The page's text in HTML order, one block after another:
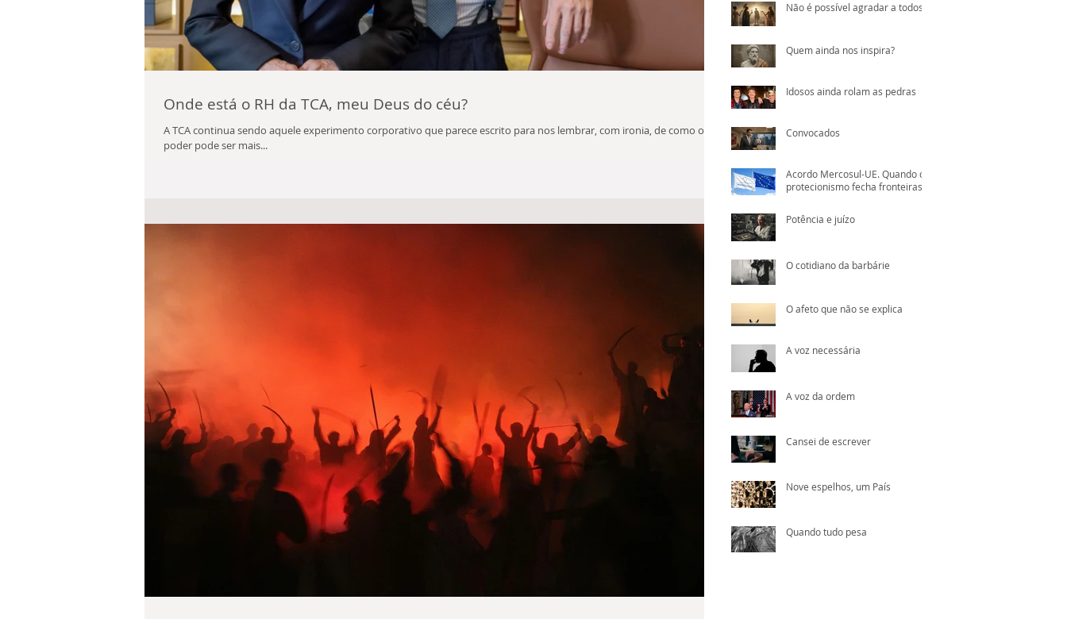
Onde está o RH da TCA, meu Deus do céu?
A TCA continua sendo aquele experimento corporativo que parece escrito para nos lembrar, com ironia, de como o
poder pode ser mais...
Não é possível agradar a todos
Quem ainda nos inspira?
Idosos ainda rolam as pedras
Convocados
Acordo Mercosul-UE. Quando o
protecionismo fecha fronteiras,
Potência e juízo
O cotidiano da barbárie
O afeto que não se explica
A voz necessária
A voz da ordem
Cansei de escrever
Nove espelhos, um País
Quando tudo pesa